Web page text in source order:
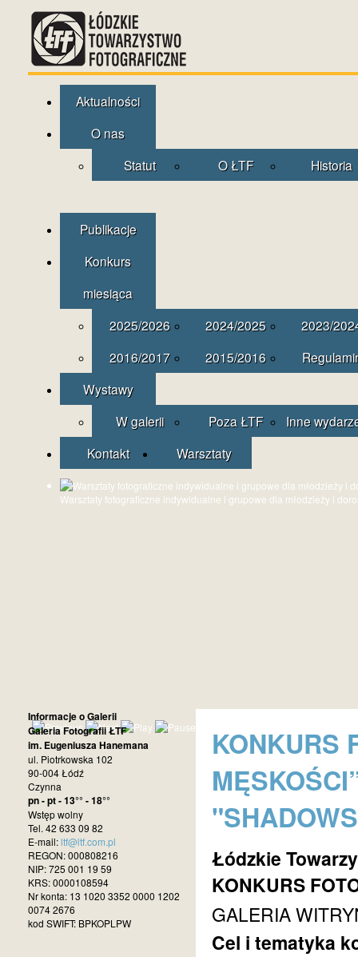
Aktualności
O nas
Statut
O ŁTF Historia
Publikacje
Konkurs
miesiąca
2025/2026
2024/2025
2023/
2016/2017
2015/2016
Wystawy
W galerii
Poza ŁTF
Inne
Kontakt
Warsztaty
Warsztaty fotograficzne indywidualne i grupowe dla młodzieży i
KONKURS
Łódzkie
KONKURS
GALERIA
Cel i tematyka
Informacje o Galerii
Galeria Fotografii ŁTF
im. Eugeniusza Hanemana
ul. Piotrkowska 102
90-004 Łódź
Czynna
pn - pt - 13°° - 18°°
Wstęp wolny
Tel. 42 633 09 82
E-mail:ltf@ltf.com.pl
REGON: 000808216
NIP: 725 001 19 59
KRS: 0000108594
Nr konta: 13 1020 3352 0000 1202
0074 2676
kod SWIFT: BPKOPLPW